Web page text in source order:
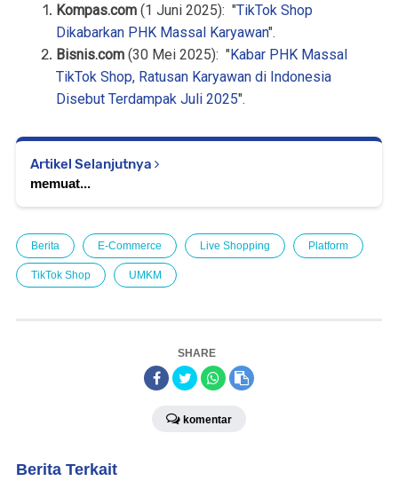
Kompas.com (1 Juni 2025):"TikTok Shop
Dikabarkan PHK Massal Karyawan".
Bisnis.com (30 Mei 2025):"Kabar PHK Massal
TikTok Shop, Ratusan Karyawan di Indonesia
Disebut Terdampak Juli 2025".
Artikel Selanjutnya
memuat...
Berita E-Commerce Live Shopping Platform
TikTok Shop UMKM
SHARE
komentar
Berita Terkait